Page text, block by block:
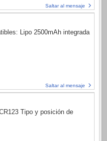
Saltar al mensaje
Lipo 2500mAh integrada
Saltar al mensaje
Tipo y posición de